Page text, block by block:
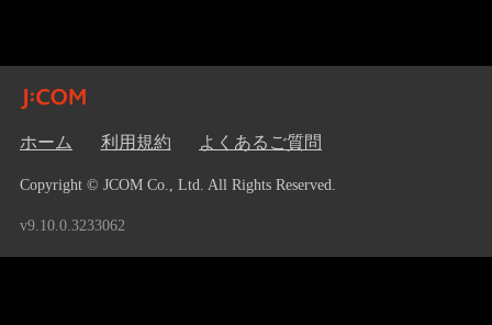
ホーム 利用規約 よくあるご質問
Copyright © JCOM Co., Ltd. All Rights Reserved.
v9.10.0.3233062